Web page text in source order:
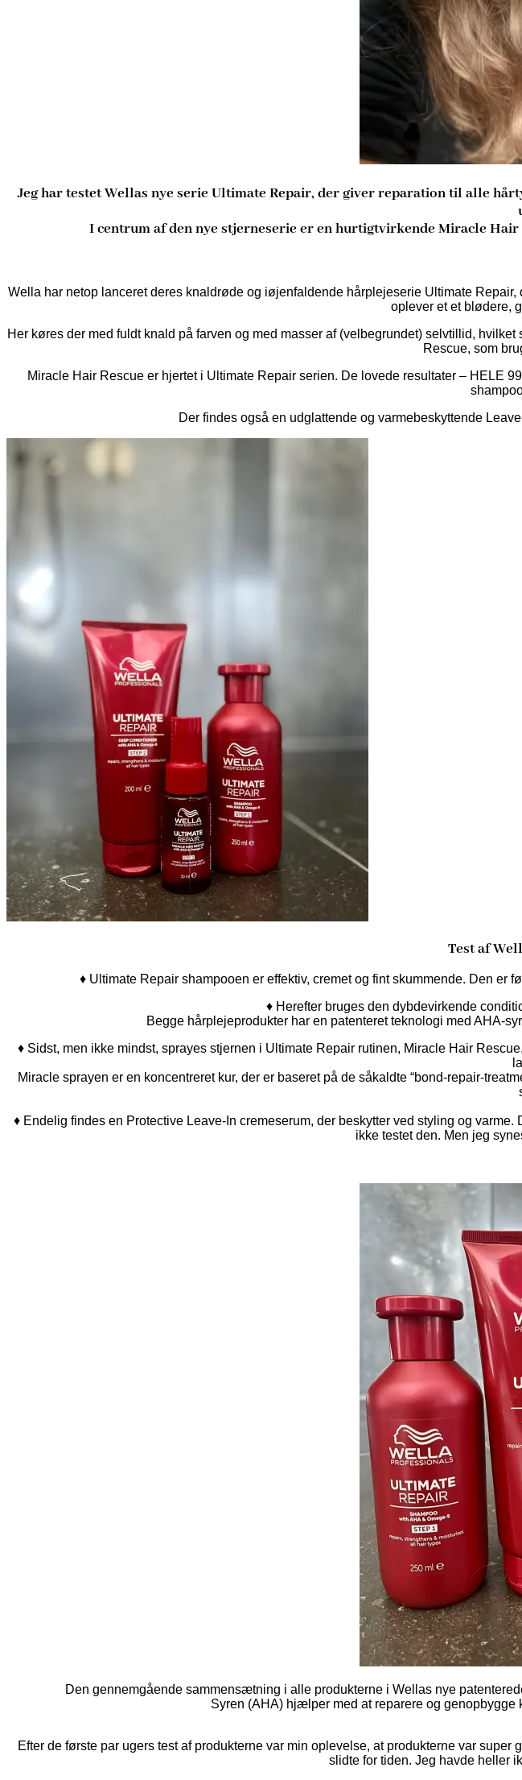
Jeg har testet Wellas nye serie Ultimate Repair, der giver reparation til alle
I centrum af den nye stjerneserie er en hurtigtvirkende Miracle
Wella har netop lanceret deres knaldrøde og iøjenfaldende hårplejeserie Ultimate
oplever et et blødere,
Her køres der med fuldt knald på farven og med masser af (velbegrundet) selvtillid,
Rescue, som
Miracle Hair Rescue er hjertet i Ultimate Repair serien. De lovede resultater –
Der findes også en udglattende og varmebeskyttende
Test af
♦ Ultimate Repair shampooen er effektiv, cremet og fint skummende. Den er
♦ Herefter bruges den dybdevirkende
Begge hårplejeprodukter har en patenteret teknologi med AHA-
♦ Sidst, men ikke mindst, sprayes stjernen i Ultimate Repair rutinen, Miracle Hair
Miracle sprayen er en koncentreret kur, der er baseret på de såkaldte “bond-repair-
♦ Endelig findes en Protective Leave-In cremeserum, der beskytter ved styling og
ikke testet den. Men jeg
Den gennemgående sammensætning i alle produkterne i Wellas nye
Syren (AHA) hjælper med at reparere og
Efter de første par ugers test af produkterne var min oplevelse, at produkterne var
slidte for tiden. Jeg havde heller